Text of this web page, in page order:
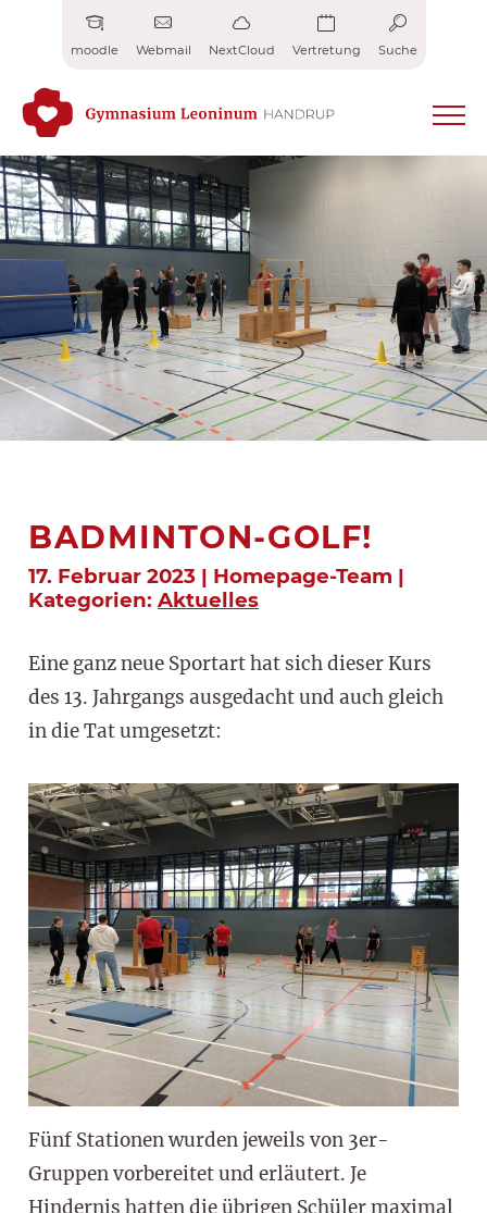
moodle Webmail NextCloud Vertretung Suche
BADMINTON-GOLF!
17. Februar 2023 | Homepage-Team |
Kategorien: Aktuelles
Eine ganz neue Sportart hat sich dieser Kurs
des 13. Jahrgangs ausgedacht und auch gleich
in die Tat umgesetzt:
Fünf Stationen wurden jeweils von 3er-
Gruppen vorbereitet und erläutert. Je
Hindernis hatten die übrigen Schüler maximal